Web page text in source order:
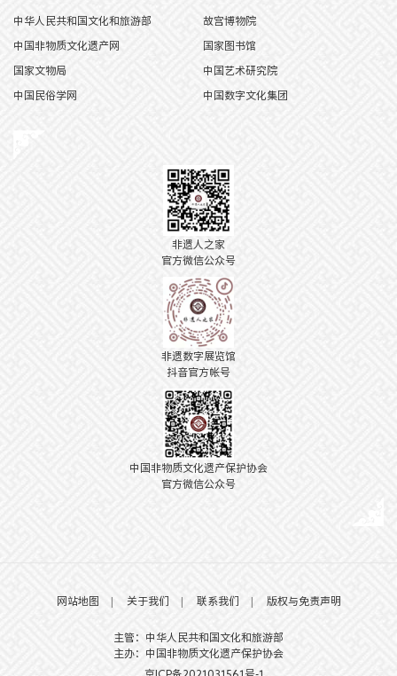
中华人民共和国文化和旅游部 故宫博物院
中国非物质文化遗产网 国家图书馆
国家文物局 中国艺术研究院
中国民俗学网 中国数字文化集团
非遗人之家
官方微信公众号
非遗数字展览馆
抖音官方帐号
中国非物质文化遗产保护协会
官方微信公众号
网站地图 | 关于我们 | 联系我们 | 版权与免责声明
主管：中华人民共和国文化和旅游部
主办：中国非物质文化遗产保护协会
京ICP备2021031561号-1